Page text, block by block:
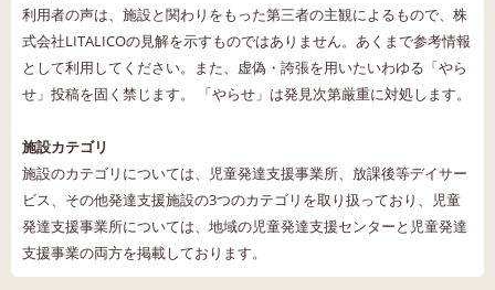
利用者の声は、施設と関わりをもった第三者の主観によるもので、株
式会社LITALICOの見解を示すものではありません。あくまで参考情報
として利用してください。また、虚偽・誇張を用いたいわゆる「やら
せ」投稿を固く禁じます。 「やらせ」は発見次第厳重に対処します。
施設カテゴリ
施設のカテゴリについては、児童発達支援事業所、放課後等デイサー
ビス、その他発達支援施設の3つのカテゴリを取り扱っており、児童
発達支援事業所については、地域の児童発達支援センターと児童発達
支援事業の両方を掲載しております。